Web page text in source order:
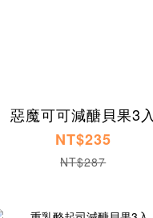
惡魔可可減醣貝果3入
NT$235
NT$287